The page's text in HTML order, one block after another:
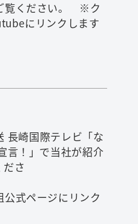
索
覧ください。 ※ク
にリンクします
長崎国際テレビ「な
言！」で当社が紹介
さ
式ページにリンク